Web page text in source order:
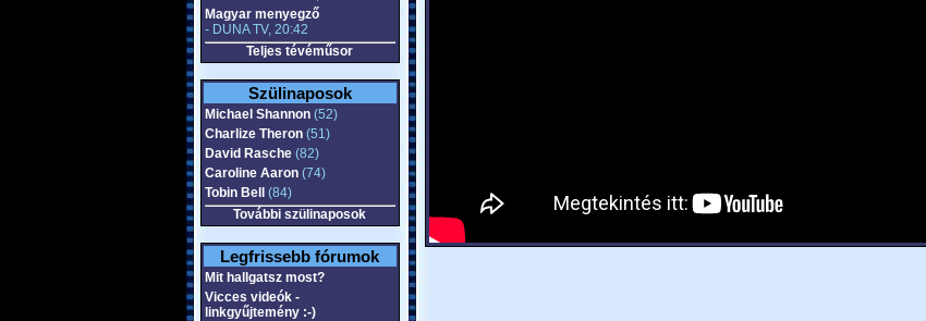
Magyar menyegző
- DUNA TV, 20:42
Teljes tévéműsor
Szülinaposok
Michael Shannon(52)
Charlize Theron(51)
David Rasche(82)
Caroline Aaron(74)
Tobin Bell
(84)
További szülinaposok
Legfrissebb fórumok
Mit hallgatsz most?
Vicces videók -
linkgyűjtemény :-)